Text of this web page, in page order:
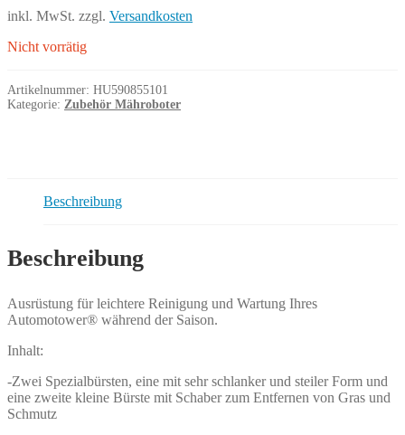
35,00 €29,36 €.
inkl. MwSt. zzgl. Versandkosten
Nicht vorrätig
Artikelnummer: HU590855101
Kategorie: Zubehör Mähroboter
Beschreibung
Beschreibung
Ausrüstung für leichtere Reinigung und Wartung Ihres
Automotower® während der Saison.
Inhalt:
-Zwei Spezialbürsten, eine mit sehr schlanker und steiler Form und
eine zweite kleine Bürste mit Schaber zum Entfernen von Gras und
Schmutz